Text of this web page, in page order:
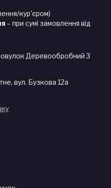
кур'єром)
– при сумі замовлення від
Деревообробний 3
вул. Бузкова 12а